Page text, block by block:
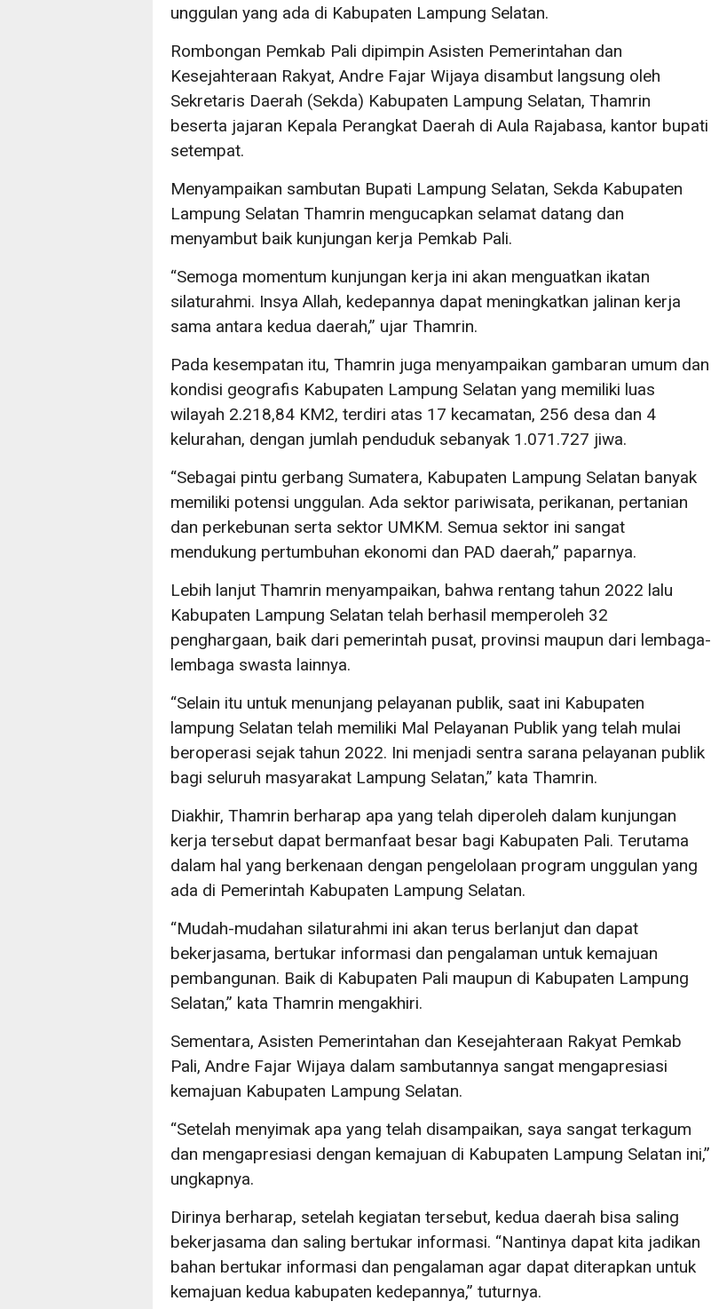
unggulan yang ada di Kabupaten Lampung Selatan.
Rombongan Pemkab Pali dipimpin Asisten Pemerintahan dan
Kesejahteraan Rakyat, Andre Fajar Wijaya disambut langsung oleh
Sekretaris Daerah (Sekda) Kabupaten Lampung Selatan, Thamrin
beserta jajaran Kepala Perangkat Daerah di Aula Rajabasa, kantor bupati
setempat.
Menyampaikan sambutan Bupati Lampung Selatan, Sekda Kabupaten
Lampung Selatan Thamrin mengucapkan selamat datang dan
menyambut baik kunjungan kerja Pemkab Pali.
“Semoga momentum kunjungan kerja ini akan menguatkan ikatan
silaturahmi. Insya Allah, kedepannya dapat meningkatkan jalinan kerja
sama antara kedua daerah,” ujar Thamrin.
Pada kesempatan itu, Thamrin juga menyampaikan gambaran umum dan
kondisi geografis Kabupaten Lampung Selatan yang memiliki luas
wilayah 2.218,84 KM2, terdiri atas 17 kecamatan, 256 desa dan 4
kelurahan, dengan jumlah penduduk sebanyak 1.071.727 jiwa.
“Sebagai pintu gerbang Sumatera, Kabupaten Lampung Selatan banyak
memiliki potensi unggulan. Ada sektor pariwisata, perikanan, pertanian
dan perkebunan serta sektor UMKM. Semua sektor ini sangat
mendukung pertumbuhan ekonomi dan PAD daerah,” paparnya.
Lebih lanjut Thamrin menyampaikan, bahwa rentang tahun 2022 lalu
Kabupaten Lampung Selatan telah berhasil memperoleh 32
penghargaan, baik dari pemerintah pusat, provinsi maupun dari lembaga-
lembaga swasta lainnya.
“Selain itu untuk menunjang pelayanan publik, saat ini Kabupaten
lampung Selatan telah memiliki Mal Pelayanan Publik yang telah mulai
beroperasi sejak tahun 2022. Ini menjadi sentra sarana pelayanan publik
bagi seluruh masyarakat Lampung Selatan,” kata Thamrin.
Diakhir, Thamrin berharap apa yang telah diperoleh dalam kunjungan
kerja tersebut dapat bermanfaat besar bagi Kabupaten Pali. Terutama
dalam hal yang berkenaan dengan pengelolaan program unggulan yang
ada di Pemerintah Kabupaten Lampung Selatan.
“Mudah-mudahan silaturahmi ini akan terus berlanjut dan dapat
bekerjasama, bertukar informasi dan pengalaman untuk kemajuan
pembangunan. Baik di Kabupaten Pali maupun di Kabupaten Lampung
Selatan,” kata Thamrin mengakhiri.
Sementara, Asisten Pemerintahan dan Kesejahteraan Rakyat Pemkab
Pali, Andre Fajar Wijaya dalam sambutannya sangat mengapresiasi
kemajuan Kabupaten Lampung Selatan.
“Setelah menyimak apa yang telah disampaikan, saya sangat terkagum
dan mengapresiasi dengan kemajuan di Kabupaten Lampung Selatan ini,”
ungkapnya.
Dirinya berharap, setelah kegiatan tersebut, kedua daerah bisa saling
bekerjasama dan saling bertukar informasi. “Nantinya dapat kita jadikan
bahan bertukar informasi dan pengalaman agar dapat diterapkan untuk
kemajuan kedua kabupaten kedepannya,” tuturnya.